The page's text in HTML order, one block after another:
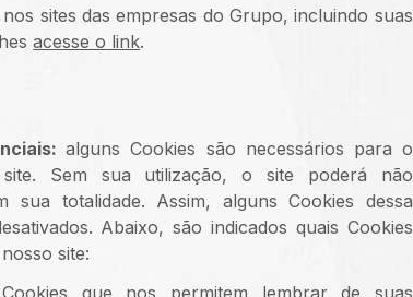
sites das empresas do Grupo, incluindo suas
acesse o link.
alguns Cookies são necessários para o
Sem sua utilização, o site poderá não
totalidade. Assim, alguns Cookies dessa
Abaixo, são indicados quais Cookies
site:
que nos permitem lembrar de suas